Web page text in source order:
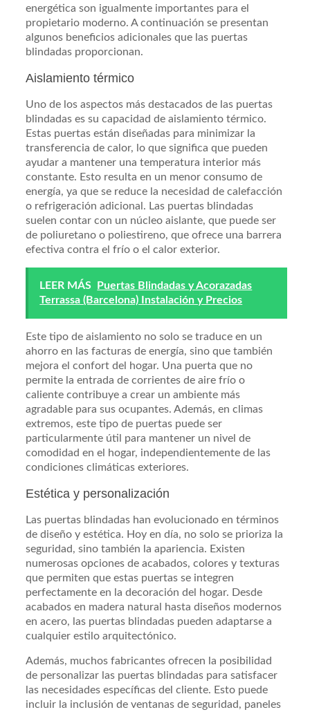
energética son igualmente importantes para el
propietario moderno. A continuación se presentan
algunos beneficios adicionales que las puertas
blindadas proporcionan.
Aislamiento térmico
Uno de los aspectos más destacados de las puertas
blindadas es su capacidad de aislamiento térmico.
Estas puertas están diseñadas para minimizar la
transferencia de calor, lo que significa que pueden
ayudar a mantener una temperatura interior más
constante. Esto resulta en un menor consumo de
energía, ya que se reduce la necesidad de calefacción
o refrigeración adicional. Las puertas blindadas
suelen contar con un núcleo aislante, que puede ser
de poliuretano o poliestireno, que ofrece una barrera
efectiva contra el frío o el calor exterior.
LEER MÁS
Puertas Blindadas y Acorazadas
Terrassa (Barcelona) Instalación y Precios
Este tipo de aislamiento no solo se traduce en un
ahorro en las facturas de energía, sino que también
mejora el confort del hogar. Una puerta que no
permite la entrada de corrientes de aire frío o
caliente contribuye a crear un ambiente más
agradable para sus ocupantes. Además, en climas
extremos, este tipo de puertas puede ser
particularmente útil para mantener un nivel de
comodidad en el hogar, independientemente de las
condiciones climáticas exteriores.
Estética y personalización
Las puertas blindadas han evolucionado en términos
de diseño y estética. Hoy en día, no solo se prioriza la
seguridad, sino también la apariencia. Existen
numerosas opciones de acabados, colores y texturas
que permiten que estas puertas se integren
perfectamente en la decoración del hogar. Desde
acabados en madera natural hasta diseños modernos
en acero, las puertas blindadas pueden adaptarse a
cualquier estilo arquitectónico.
Además, muchos fabricantes ofrecen la posibilidad
de personalizar las puertas blindadas para satisfacer
las necesidades específicas del cliente. Esto puede
incluir la inclusión de ventanas de seguridad, paneles